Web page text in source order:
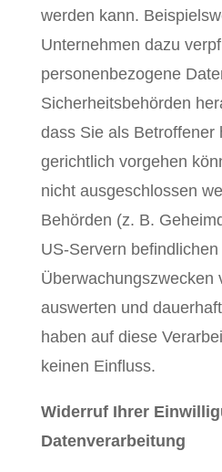
werden kann.
Unternehmen dazu
personenbezogene
Sicherheitsbehörden
dass Sie als Betroffener
gerichtlich vorgehen
nicht ausgeschlossen
Behörden (z. B.
US-Servern
Überwachungszwecken
auswerten und
haben auf diese
keinen Einfluss.
Widerruf Ihrer
Datenverarbeitung